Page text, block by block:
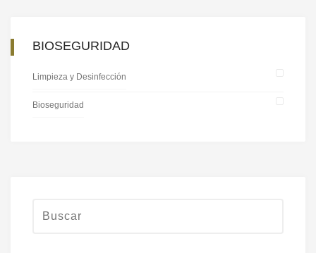
BIOSEGURIDAD
Limpieza y Desinfección
Bioseguridad